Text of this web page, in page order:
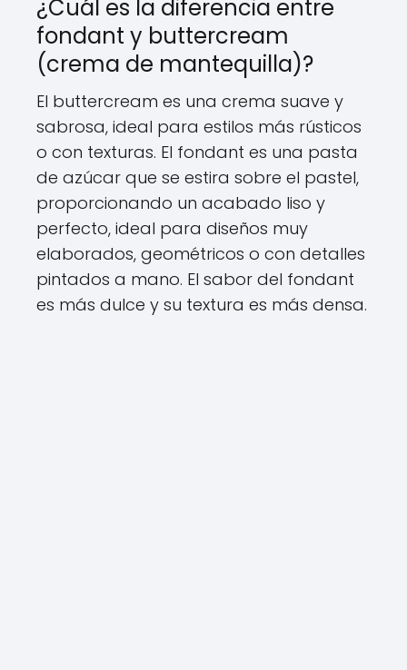
¿Cuál es la diferencia entre
fondant y buttercream
(crema de mantequilla)?
El buttercream es una crema suave y
sabrosa, ideal para estilos más rústicos
o con texturas. El fondant es una pasta
de azúcar que se estira sobre el pastel,
proporcionando un acabado liso y
perfecto, ideal para diseños muy
elaborados, geométricos o con detalles
pintados a mano. El sabor del fondant
es más dulce y su textura es más densa.